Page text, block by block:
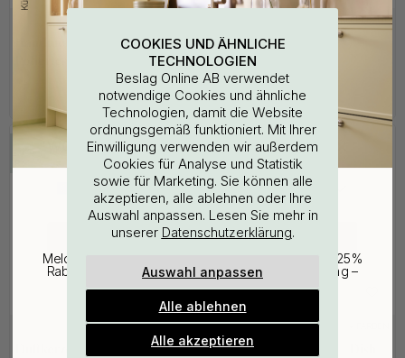
Handtuchhalter Base - Chrom
3M-KLEBEBAND
Toilettenbürste Solid -
Mattschwarz
53.98 € 63.50 €
Auf Lager
+ DÜFTE
Duftkerze - Light of Early Dawn
15
Klebeetikett Premium – Dish
COOKIES UND ÄHNLICHE
TECHNOLOGIEN
Beslag Online AB verwendet
notwendige Cookies und ähnliche
Technologien, damit die Website
ordnungsgemäß funktioniert. Mit Ihrer
Einwilligung verwenden wir außerdem
Cookies für Analyse und Statistik
sowie für Marketing. Sie können alle
akzeptieren, alle ablehnen oder Ihre
Auswahl anpassen. Lesen Sie mehr in
unserer Datenschutzerklärung.
Auswahl anpassen
Alle ablehnen
Alle akzeptieren
WOULD YOU RATHER VISIT?
EU
CHANGE COUNTRY
25% Rabatt auf deinen
günstigsten Artikel
Melde dich für unseren Newsletter an und erhalte 25%
Rabatt auf den günstigsten Artikel deiner Bestellung –
plus Inspiration und exklusive Angebote.
Gültig bis zum 31. August